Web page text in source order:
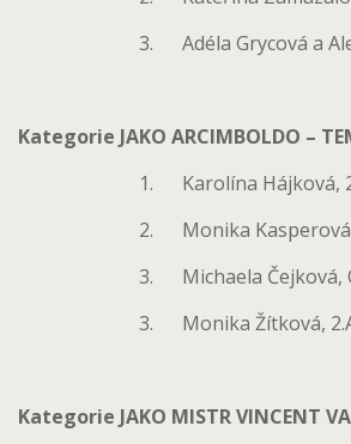
3. Adéla Grycová a
Kategorie JAKO ARCIMBOLDO –
1. Karolína Hájková,
2. Monika
3. Michaela Čejková,
3. Monika Žítková,
Kategorie JAKO MISTR VINCENT